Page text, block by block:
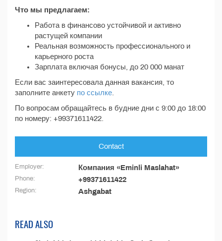
Что мы предлагаем:
Работа в финансово устойчивой и активно
растущей компании
Реальная возможность профессионального и
карьерного роста
Зарплата включая бонусы, до 20 000 манат
Если вас заинтересовала данная вакансия, то
заполните анкету по ссылке
По вопросам обращайтесь в будние дни с 9:00 до 18:00
по номеру: ‪+99371611422.
Contact
Employer: Компания «Eminli Maslahat»
Phone: +99371611422
Region: Ashgabat
READ ALSO